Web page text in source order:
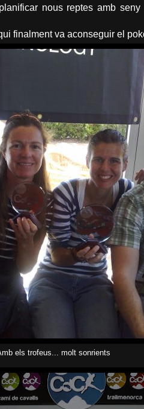
nous reptes amb
finalment va aconseguir el
els trofeus... molt sonrients